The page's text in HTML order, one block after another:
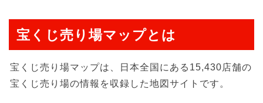
宝くじ売り場マップとは
宝くじ売り場マップは、日本全国にある15,430店舗の
宝くじ売り場の情報を収録した地図サイトです。